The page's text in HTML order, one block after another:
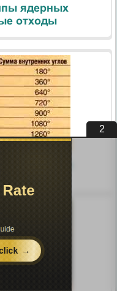
ядерных
отходы
1